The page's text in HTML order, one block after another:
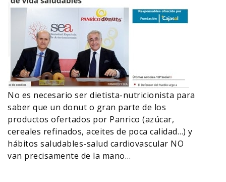
No es necesario ser dietista-nutricionista para
saber que un donut o gran parte de los
productos ofertados por Panrico (azúcar,
cereales refinados, aceites de poca calidad…) y
hábitos saludables-salud cardiovascular NO
van precisamente de la mano…